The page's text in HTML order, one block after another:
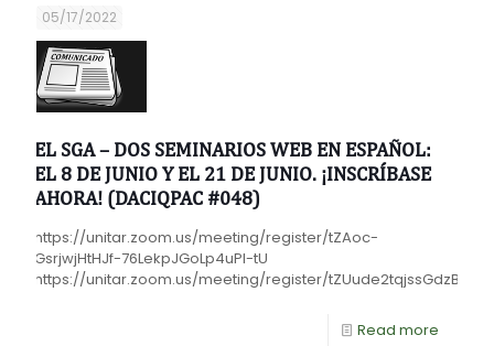
05/17/2022
EL SGA – DOS SEMINARIOS WEB EN ESPAÑOL:
EL 8 DE JUNIO Y EL 21 DE JUNIO. ¡INSCRÍBASE
AHORA! (DACIQPAC #048)
https://unitar.zoom.us/meeting/register/tZAoc-
GsrjwjHtHJf-76LekpJGoLp4uPl-tU
https://unitar.zoom.us/meeting/register/
Read more